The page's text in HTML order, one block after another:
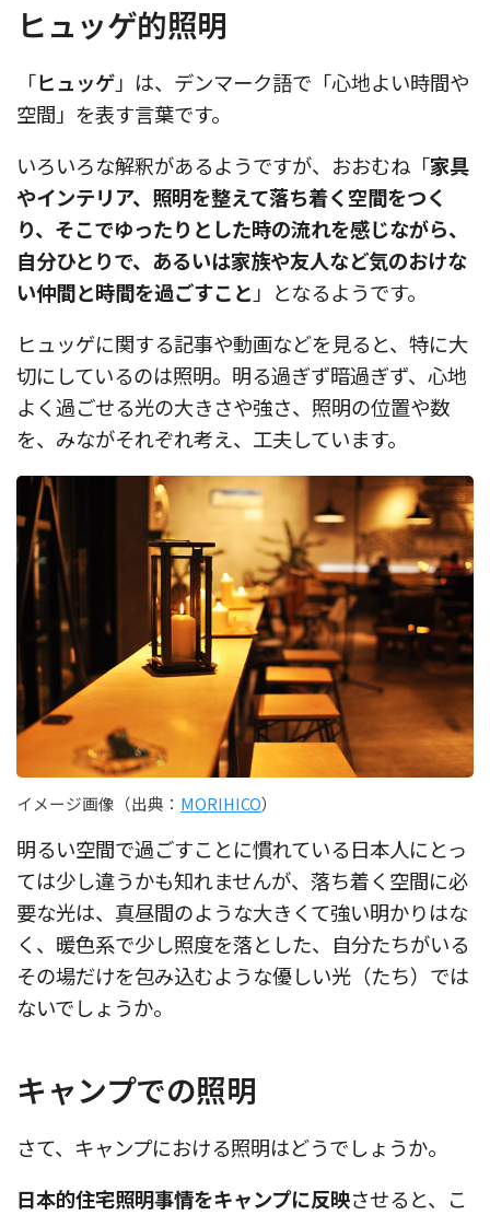
ヒュッゲ的照明
「ヒュッゲ」は、デンマーク語で「心地よい時間や
空間」を表す言葉です。
いろいろな解釈があるようですが、おおむね「家具
やインテリア、照明を整えて落ち着く空間をつく
り、そこでゆったりとした時の流れを感じながら、
自分ひとりで、あるいは家族や友人など気のおけな
い仲間と時間を過ごすこと 」となるようです。
ヒュッゲに関する記事や動画などを見ると、特に大
切にしているのは照明。明る過ぎず暗過ぎず、心地
よく過ごせる光の大きさや強さ、照明の位置や数
を、みながそれぞれ考え、工夫しています。
イメージ画像（出典： MORIHICO）
明るい空間で過ごすことに慣れている日本人にとっ
ては少し違うかも知れませんが、落ち着く空間に必
要な光は、真昼間のような大きくて強い明かりはな
く、暖色系で少し照度を落とした、自分たちがいる
その場だけを包み込むような優しい光（たち）では
ないでしょうか。
キャンプでの照明
さて、キャンプにおける照明はどうでしょうか。
日本的住宅照明事情をキャンプに反映させると、こ